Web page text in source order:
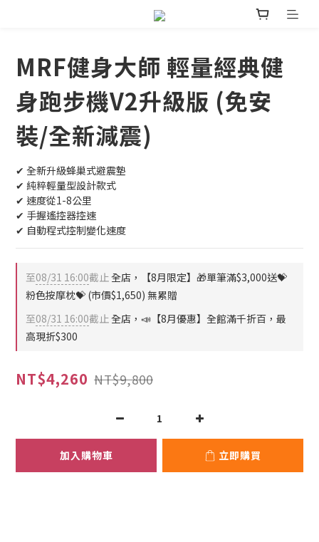
MRF健身大師 輕量經典健
身跑步機V2升級版 (免安
裝/全新減震)
✔︎ 全新升級蜂巢式避震墊
✔︎ 純粹輕量型設計款式
✔︎ 速度從1-8公里
✔︎ 手握遙控器控速
✔︎ 自動程式控制變化速度
至08/31 16:00截止全店，【8月限定】🎁單筆滿$3,000送💝
粉色按摩枕💝 (市價$1,650) 無累贈
至08/31 16:00截止全店，📣【8月優惠】全館滿千折百，最
高現折$300
NT$4,260 NT$9,800
加入購物車 立即購買